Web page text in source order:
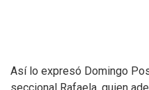
Así lo expresó Domingo